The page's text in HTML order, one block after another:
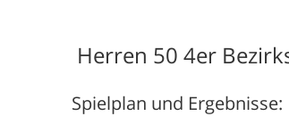
Herren 50 4er
Spielplan und Ergebnisse: